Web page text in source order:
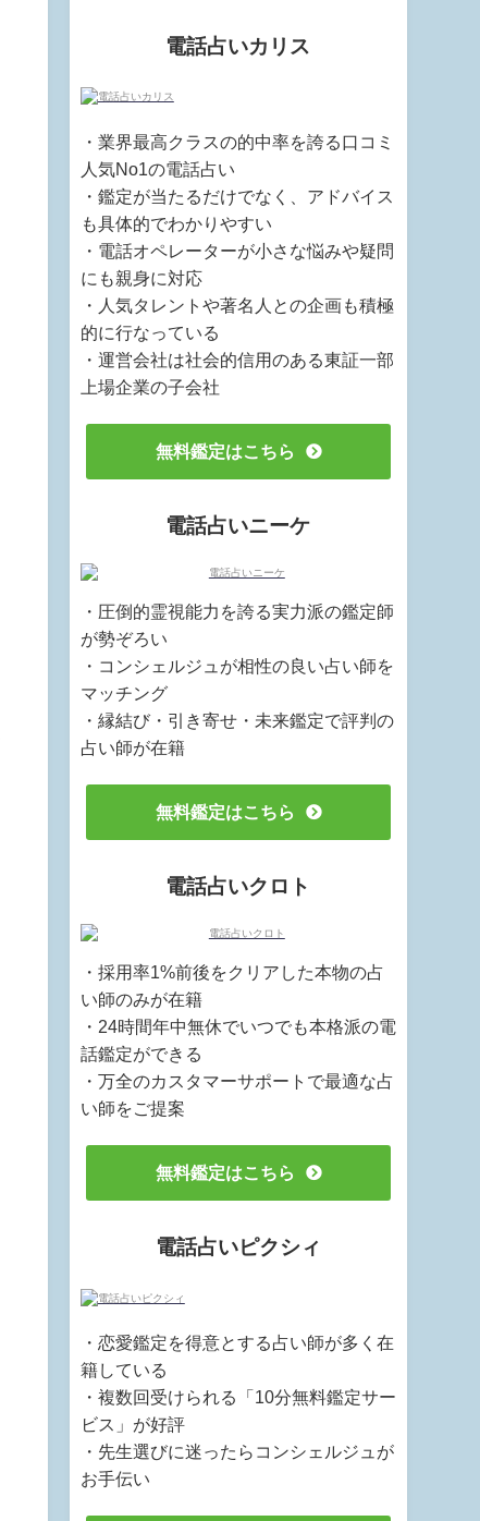
電話占いカリス
・業界最高クラスの的中率を誇る口コミ
人気No1の電話占い
・鑑定が当たるだけでなく、アドバイス
も具体的でわかりやすい
・電話オペレーターが小さな悩みや疑問
にも親身に対応
・人気タレントや著名人との企画も積極
的に行なっている
・運営会社は社会的信用のある東証一部
上場企業の子会社
無料鑑定はこちら
電話占いニーケ
・圧倒的霊視能力を誇る実力派の鑑定師
が勢ぞろい
・コンシェルジュが相性の良い占い師を
マッチング
・縁結び・引き寄せ・未来鑑定で評判の
占い師が在籍
無料鑑定はこちら
電話占いクロト
・採用率1%前後をクリアした本物の占
い師のみが在籍
・24時間年中無休でいつでも本格派の電
話鑑定ができる
・万全のカスタマーサポートで最適な占
い師をご提案
無料鑑定はこちら
電話占いピクシィ
・恋愛鑑定を得意とする占い師が多く在
籍している
・複数回受けられる「10分無料鑑定サー
ビス」が好評
・先生選びに迷ったらコンシェルジュが
お手伝い